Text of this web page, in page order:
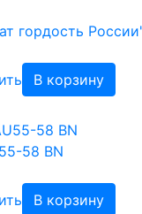
гордость
В корзину
58 BN
В корзину